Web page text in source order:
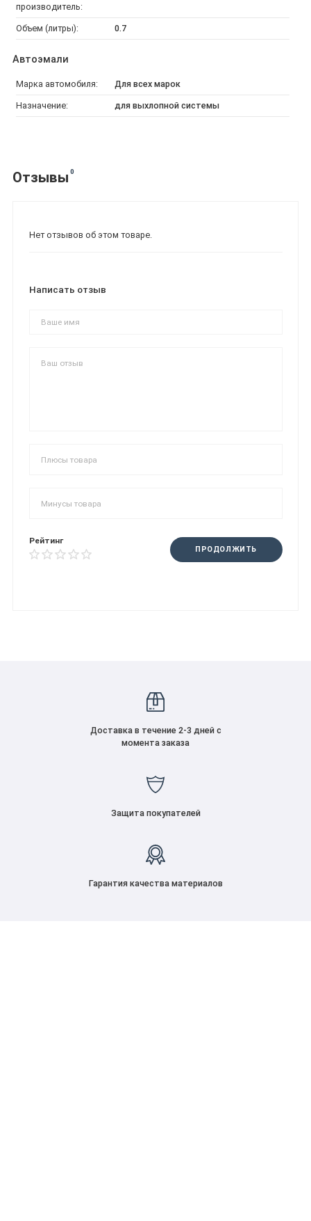
производитель:
Объем (литры): 0.7
Автоэмали
Марка автомобиля: Для всех марок
Назначение: для выхлопной системы
Отзывы 0
Нет отзывов об этом товаре.
Написать отзыв
Рейтинг
ПРОДОЛЖИТЬ
Доставка в течение 2-3 дней с
момента заказа
Защита покупателей
Гарантия качества материалов